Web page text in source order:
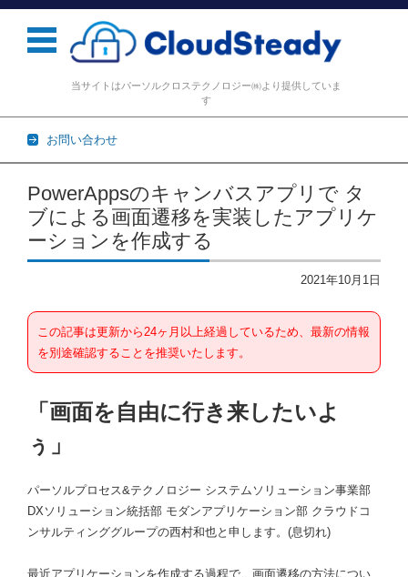
当サイトはパーソルクロステクノロジー㈱より提供していま
す
お問い合わせ
コンテンツに移動
PowerAppsのキャンバスアプリで タ
ブによる画面遷移を実装したアプリケ
ーションを作成する
2021年10月1日
この記事は更新から24ヶ月以上経過しているため、最新の情報
を別途確認することを推奨いたします。
「画面を自由に行き来したいよ
ぅ」
パーソルプロセス&テクノロジー システムソリューション事業部
DXソリューション統括部 モダンアプリケーション部 クラウドコ
ンサルティンググループの西村和也と申します。(息切れ)
最近アプリケーションを作成する過程で、画面遷移の方法につい